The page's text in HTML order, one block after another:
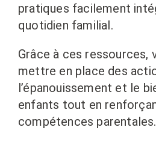
pratiques facilement
quotidien familial.
Grâce à ces ressources,
mettre en place des
l’épanouissement et le
enfants tout en
compétences parentales.